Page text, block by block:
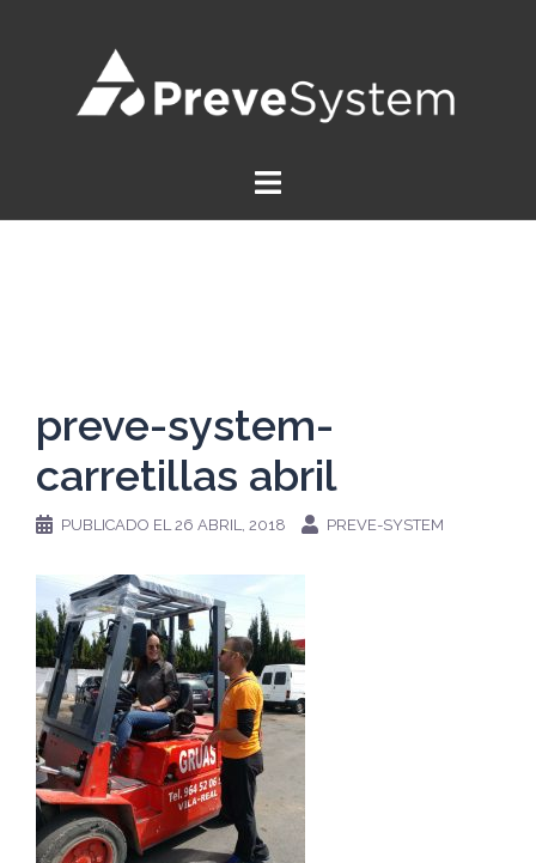
preve-system-
carretillas abril
PUBLICADO EL26 ABRIL, 2018 PREVE-SYSTEM